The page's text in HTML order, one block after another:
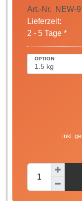
Art.-Nr.
NEW-
Lieferzeit:
2 - 5 Tage *
OPTION
inkl.